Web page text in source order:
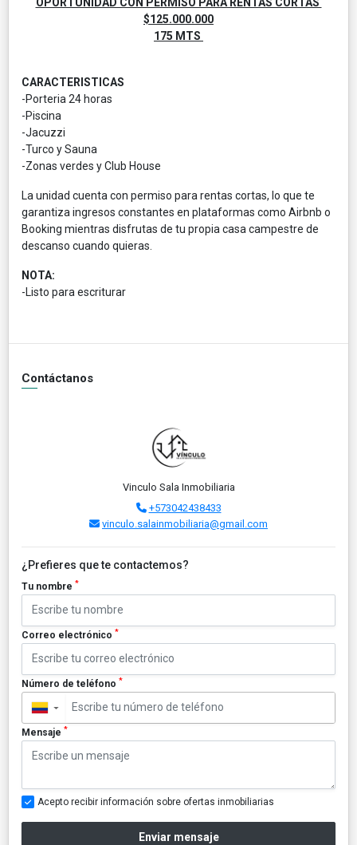
$125.000.000
175 MTS
CARACTERISTICAS
-Porteria 24 horas
-Piscina
-Jacuzzi
-Turco y Sauna
-Zonas verdes y Club House
La unidad cuenta con permiso para rentas cortas, lo que te
garantiza ingresos constantes en plataformas como Airbnb o
Booking mientras disfrutas de tu propia casa campestre de
descanso cuando quieras.
NOTA:
-Listo para escriturar
Contáctanos
Vinculo Sala Inmobiliaria
+573042438433
vinculo.salainmobiliaria@gmail.com
¿Prefieres que te contactemos?
Tu nombre *
Correo electrónico *
Número de teléfono *
▼
Mensaje *
Acepto recibir información sobre ofertas inmobiliarias
Enviar mensaje